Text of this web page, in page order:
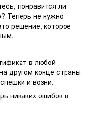
понравится ли
Теперь не нужно
решение, которое
в любой
другом конце страны
и возни.
никаких ошибок в